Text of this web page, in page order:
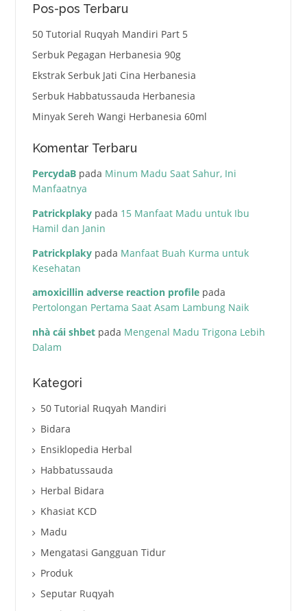
Pos-pos Terbaru
50 Tutorial Ruqyah Mandiri Part 5
Serbuk Pegagan Herbanesia 90g
Ekstrak Serbuk Jati Cina Herbanesia
Serbuk Habbatussauda Herbanesia
Minyak Sereh Wangi Herbanesia 60ml
Komentar Terbaru
PercydaBpada Minum Madu Saat Sahur, Ini
Manfaatnya
Patrickplakypada 15 Manfaat Madu untuk Ibu
Hamil dan Janin
Patrickplakypada Manfaat Buah Kurma untuk
Kesehatan
amoxicillin adverse reaction profilepada
Pertolongan Pertama Saat Asam Lambung Naik
nhà cái shbetpada Mengenal Madu Trigona Lebih
Dalam
Kategori
50 Tutorial Ruqyah Mandiri
Bidara
Ensiklopedia Herbal
Habbatussauda
Herbal Bidara
Khasiat KCD
Madu
Mengatasi Gangguan Tidur
Produk
Seputar Ruqyah